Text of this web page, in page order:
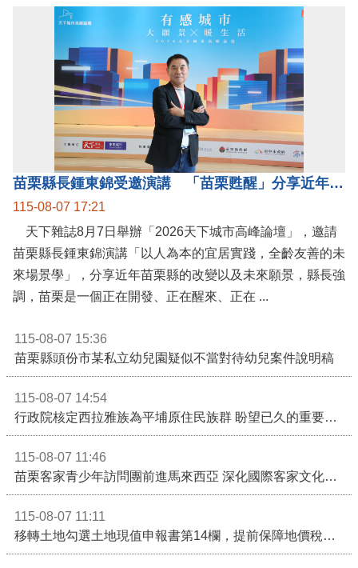
苗栗縣長鍾東錦受邀演講 「苗栗甦醒」分享近年轉變
115-08-07 17:21
天下雜誌8月7日舉辦「2026天下城市高峰論壇」，邀請
苗栗縣長鍾東錦演講「以人為本的宜居實踐，全齡友善的未
來場景學」，分享近年苗栗縣的改變以及未來願景，縣長強
調，苗栗是一個正在開發、正在醒來、正在 ...
115-08-07 15:36
苗栗縣頭份市某私立幼兒園疑似不當對待幼兒案件說明稿
115-08-07 14:54
行政院核定西拉雅族為平埔原住民族群 盼望已久的重要時刻到來！8月13日起受理民族成員名冊登記
115-08-07 11:46
苗栗客家青少年訪問團前進馬來西亞 深化國際客家文化交流
115-08-07 11:11
移轉土地勾選土地現值申報書第14欄，提前保障地價稅節稅權益